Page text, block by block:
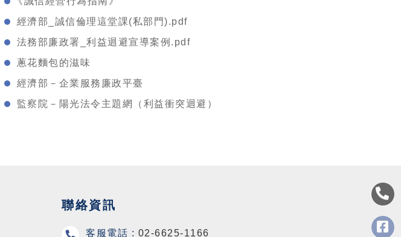
經濟部_誠信倫理這堂課(私部門).pdf
法務部廉政署_利益迴避宣導案例.pdf
蔥花麵包的滋味
經濟部－企業服務廉政平臺
監察院－陽光法令主題網（利益衝突迴避）
聯絡資訊
客服電話 : 02-6625-1166